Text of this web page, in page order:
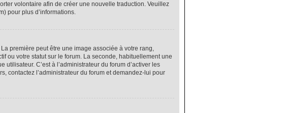
volontaire afin de créer une nouvelle traduction. Veuillez
pour plus d’informations.
première peut être une image associée à votre rang,
ou votre statut sur le forum. La seconde, habituellement une
C’est à l’administrateur du forum d’activer les
contactez l’administrateur du forum et demandez-lui pour